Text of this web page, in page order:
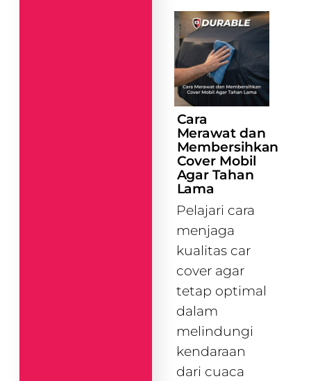
Cara
Merawat dan
Membersihkan
Cover Mobil
Agar Tahan
Lama
Pelajari cara
menjaga
kualitas car
cover agar
tetap optimal
dalam
melindungi
kendaraan
dari cuaca